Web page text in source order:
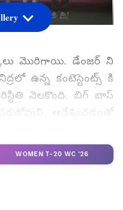
మొరిగాయి. డేంజర్ ని
ఉన్న కంటెస్టెంట్స్ కి
నెలకొంది. బిగ్ బాస్
ఆదేశించడంతో
కోసం ఏసియానెట్ తెలుగు
WOMEN T-20 WC '26